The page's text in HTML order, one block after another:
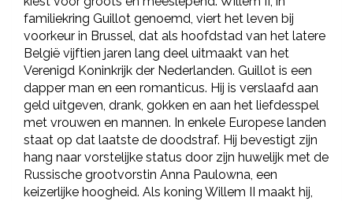
familiekring Guillot genoemd, viert het leven bij
voorkeur in Brussel, dat als hoofdstad van het latere
België vijftien jaren lang deel uitmaakt van het
Verenigd Koninkrijk der Nederlanden. Guillot is een
dapper man en een romanticus. Hij is verslaafd aan
geld uitgeven, drank, gokken en aan het liefdesspel
met vrouwen en mannen. In enkele Europese landen
staat op dat laatste de doodstraf. Hij bevestigt zijn
hang naar vorstelijke status door zijn huwelijk met de
Russische grootvorstin Anna Paulowna, een
keizerlijke hoogheid. Als koning Willem II maakt hij,